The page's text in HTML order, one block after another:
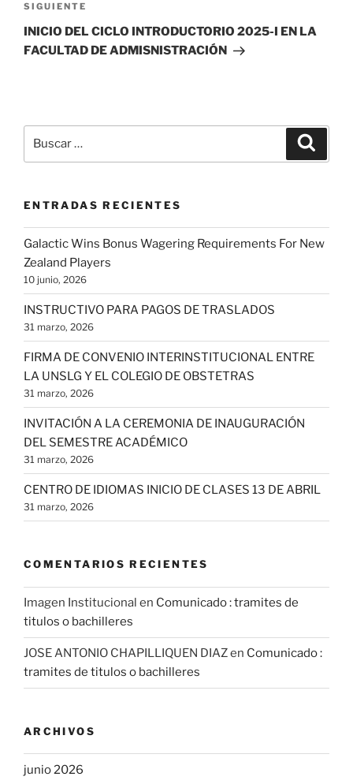
Siguiente
entrada
SIGUIENTE
INICIO DEL CICLO INTRODUCTORIO 2025-I EN LA
FACULTAD DE ADMISNISTRACIÓN
por:
ENTRADAS RECIENTES
Galactic Wins Bonus Wagering Requirements For New
Zealand Players
10 junio, 2026
INSTRUCTIVO PARA PAGOS DE TRASLADOS
31 marzo, 2026
FIRMA DE CONVENIO INTERINSTITUCIONAL ENTRE
LA UNSLG Y EL COLEGIO DE OBSTETRAS
31 marzo, 2026
INVITACIÓN A LA CEREMONIA DE INAUGURACIÓN
DEL SEMESTRE ACADÉMICO
31 marzo, 2026
CENTRO DE IDIOMAS INICIO DE CLASES 13 DE ABRIL
31 marzo, 2026
COMENTARIOS RECIENTES
Imagen Institucional en Comunicado : tramites de
titulos o bachilleres
JOSE ANTONIO CHAPILLIQUEN DIAZen Comunicado :
tramites de titulos o bachilleres
ARCHIVOS
junio 2026